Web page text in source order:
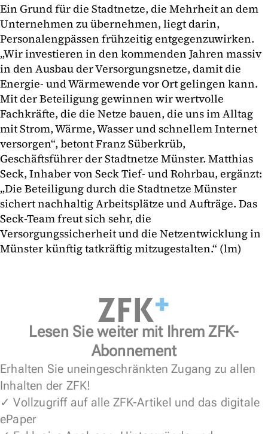
Ein Grund für die Stadtnetze, die Mehrheit an dem
Unternehmen zu übernehmen, liegt darin,
Personalengpässen frühzeitig entgegenzuwirken.
„Wir investieren in den kommenden Jahren massiv
in den Ausbau der Versorgungsnetze, damit die
Energie- und Wärmewende vor Ort gelingen kann.
Mit der Beteiligung gewinnen wir wertvolle
Fachkräfte, die die Netze bauen, die uns im Alltag
mit Strom, Wärme, Wasser und schnellem Internet
versorgen“, betont Franz Süberkrüb,
Geschäftsführer der Stadtnetze Münster. Matthias
Seck, Inhaber von Seck Tief- und Rohrbau, ergänzt:
„Die Beteiligung durch die Stadtnetze Münster
sichert nachhaltig Arbeitsplätze und Aufträge. Das
Seck-Team freut sich sehr, die
Versorgungssicherheit und die Netzentwicklung in
Münster künftig tatkräftig mitzugestalten.“ (lm)
Lesen Sie weiter mit Ihrem ZFK-
Abonnement
Erhalten Sie uneingeschränkten Zugang zu allen
Inhalten der ZFK!
✓ Vollzugriff auf alle ZFK-Artikel und das digitale
ePaper